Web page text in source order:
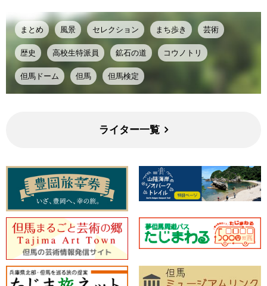
まとめ 風景 セレクション まち歩き 芸術
歴史 高校生特派員 鉱石の道 コウノトリ
但馬ドーム 但馬 但馬検定
ライター一覧